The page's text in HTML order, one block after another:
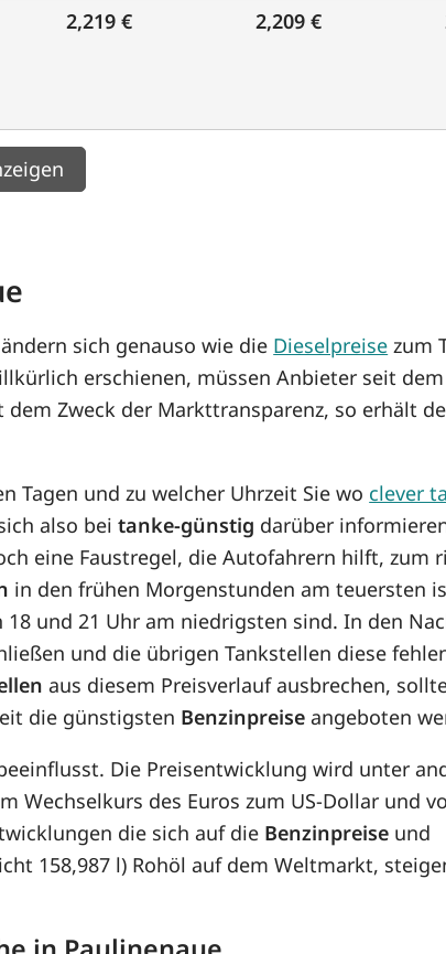
2,219 € 2,209 €
sich genauso wie die Dieselpreise zum
erschienen, müssen Anbieter seit
Zweck der Markttransparenz, so erhält
Tagen und zu welcher Uhrzeit Sie wo clever
also beitanke-günstig darüber
eine Faustregel, die Autofahrern hilft, zum
in den frühen Morgenstunden am teuersten
und 21 Uhr am niedrigsten sind. In den
und die übrigen Tankstellen diese
aus diesem Preisverlauf ausbrechen,
die günstigsten Benzinpreise angeboten
Die Preisentwicklung wird unter
Wechselkurs des Euros zum US-Dollar und
die sich auf die Benzinpreise und
158,987 l) Rohöl auf dem Weltmarkt,